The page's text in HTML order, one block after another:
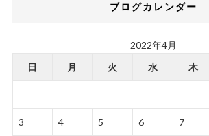
ブログカレンダー
2022年4月
日
月 火 水 木
3 4 5 6 7